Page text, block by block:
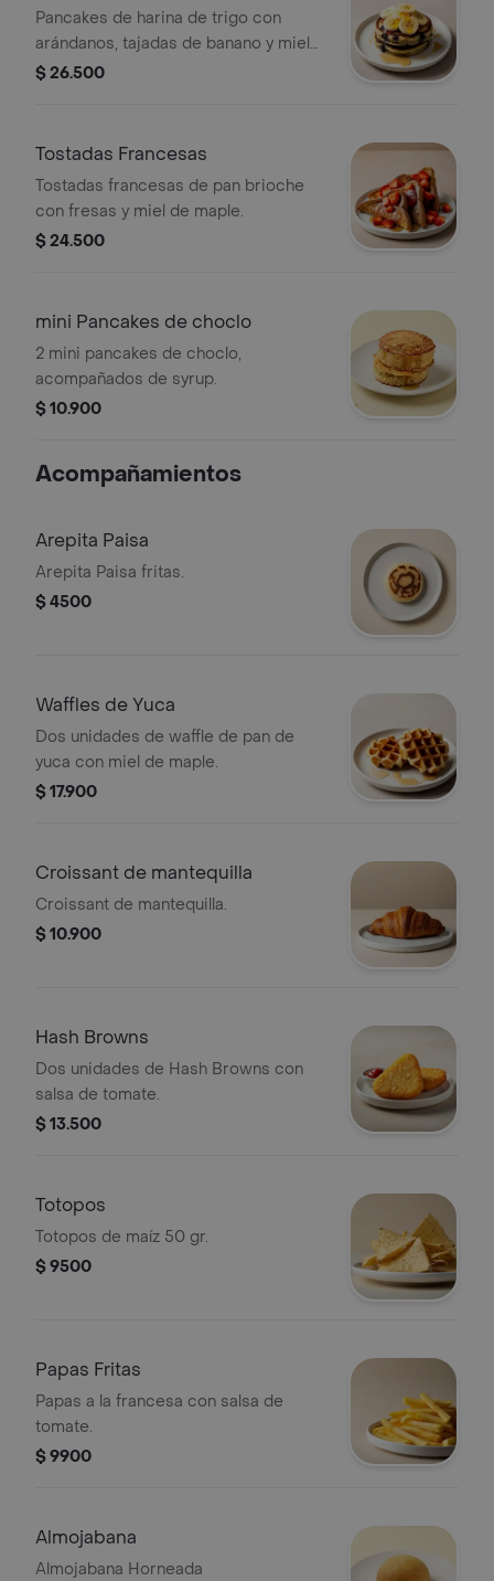
Pancakes de harina de trigo con
arándanos, tajadas de banano y miel
de maple.
$ 26.500
Tostadas Francesas
Tostadas francesas de pan brioche
con fresas y miel de maple.
$ 24.500
mini Pancakes de choclo
2 mini pancakes de choclo,
acompañados de syrup.
$ 10.900
Acompañamientos
Arepita Paisa
Arepita Paisa fritas.
$ 4500
Waffles de Yuca
Dos unidades de waffle de pan de
yuca con miel de maple.
$ 17.900
Croissant de mantequilla
Croissant de mantequilla.
$ 10.900
Hash Browns
Dos unidades de Hash Browns con
salsa de tomate.
$ 13.500
Totopos
Totopos de maíz 50 gr.
$ 9500
Papas Fritas
Papas a la francesa con salsa de
tomate.
$ 9900
Almojabana
Almojabana Horneada